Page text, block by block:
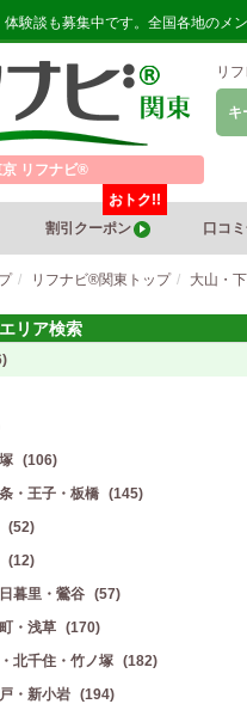
験談も募集中です。全国各地のメ
京 リフナビ®
リ
キ
割引クーポン
おトク!!
口コ
リフナビ®関東トップ 大山・
リア検索
(106)
・王子・板橋
(145)
(52)
(12)
暮里・鶯谷
(57)
・浅草
(170)
北千住・竹ノ塚
(182)
・新小岩
(194)